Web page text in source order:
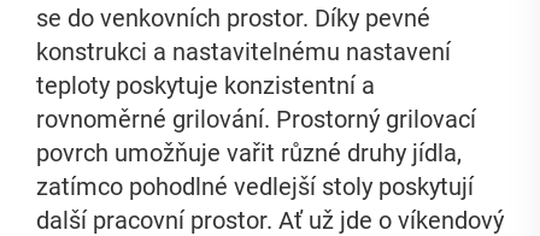
se do venkovních prostor. Díky pevné
konstrukci a nastavitelnému nastavení
teploty poskytuje konzistentní a
rovnoměrné grilování. Prostorný grilovací
povrch umožňuje vařit různé druhy jídla,
zatímco pohodlné vedlejší stoly poskytují
další pracovní prostor. Ať už jde o víkendový